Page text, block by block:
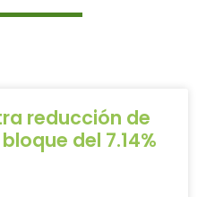
reducción de
del 7.14%